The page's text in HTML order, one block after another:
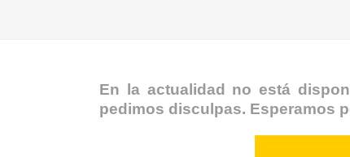
En la actualidad no está
pedimos disculpas. Esperamos